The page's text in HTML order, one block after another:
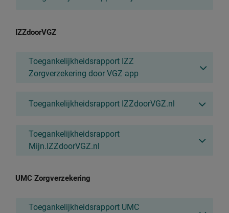
IZZdoorVGZ
Toegankelijkheidsrapport IZZ
Zorgverzekering door VGZ app
Toegankelijkheidsrapport IZZdoorVGZ.nl
Toegankelijkheidsrapport
Mijn.IZZdoorVGZ.nl
UMC Zorgverzekering
Toegankelijkheidsrapport UMC